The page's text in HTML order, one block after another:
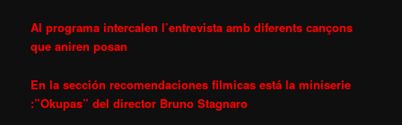
Al programa intercalen l’entrevista amb diferents cançons
que aniren posan
En la sección recomendaciones filmicas está la miniserie
:”Okupas” del director Bruno Stagnaro